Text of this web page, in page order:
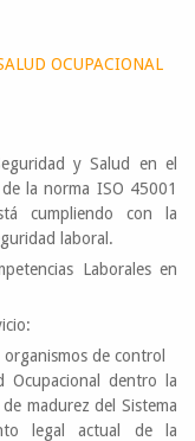
OCUPACIONAL
y Salud en el
la norma ISO 45001
cumpliendo con la
laboral.
Laborales en
de control
Ocupacional dentro la
madurez del Sistema
legal actual de la